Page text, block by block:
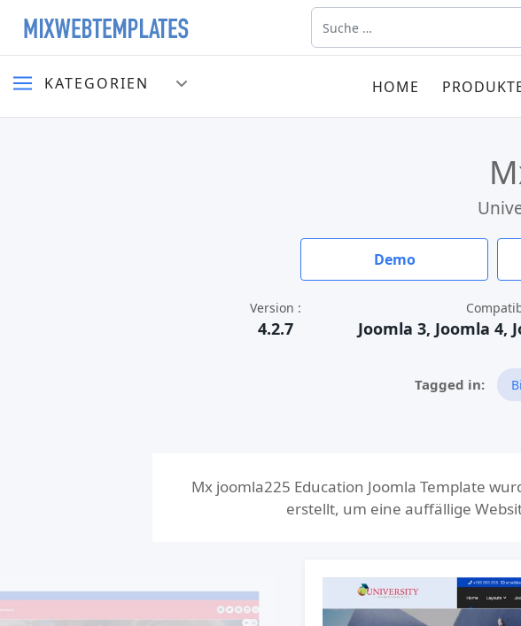
Suchen
KATEGORIEN HOME
Demo
Version :
4.2.7 Joomla 3, Joomla 4,
Mx joomla225 Education Joomla Template
erstellt, um eine auffällige